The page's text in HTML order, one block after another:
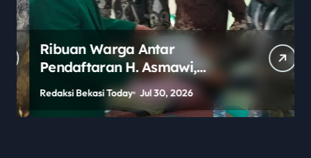
Ribuan Warga Antar
Pendaftaran H. Asmawi,
Dukungan Menggema:
“Lanjutkan!”
Redaksi Bekasi Today Jul 30, 2026